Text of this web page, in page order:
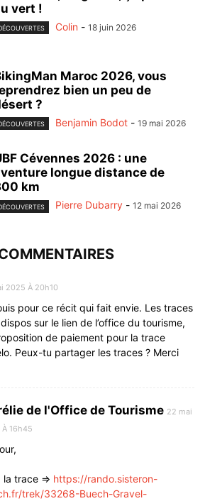
vert !
Colin - 18 juin 2026
Maroc 2026, vous
bien un peu de
?
Benjamin Bodot - 19 mai 2026
Cévennes 2026 : une
longue distance de
km
Pierre Dubarry - 12 mai 2026
2025 À 20h10
pour ce récit qui fait envie. Les traces
sur le lien de l’office du tourisme,
de paiement pour la trace
Peux-tu partager les traces ? Merci
de l'Office de Tourisme 22 mai
16h45
la trace => https://rando.sisteron-
trek/33268-Buech-Gravel-